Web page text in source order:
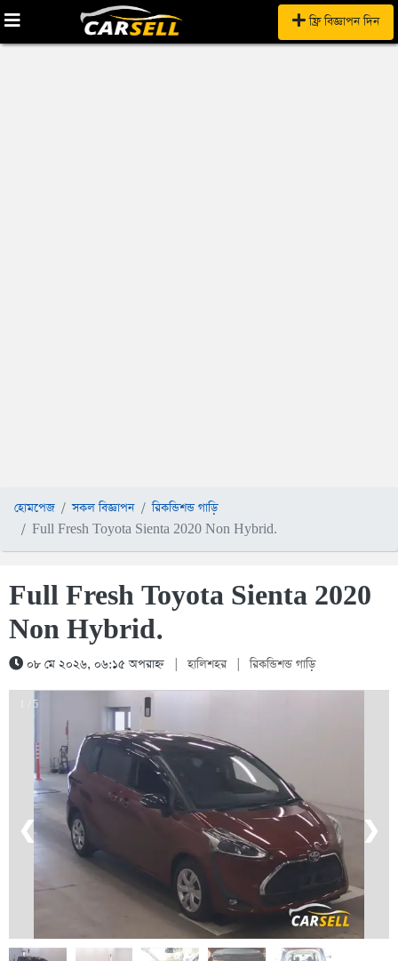
ফ্রি বিজ্ঞাপন দিন
হোমপেজ সকল বিজ্ঞাপন
রিকন্ডিশন্ড গাড়ি
Full Fresh Toyota Sienta 2020 Non Hybrid.
Full Fresh Toyota Sienta 2020
Non Hybrid.
০৮ মে ২০২৬, ০৬:১৫ অপরাহ্ন হালিশহর রিকন্ডিশন্ড গাড়ি
1 / 5
❮ ❯